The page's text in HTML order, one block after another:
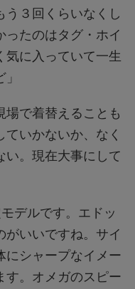
う３回くらいなくし
ったのはタグ・ホイ
気に入っていて一生
で着替えることも
いかないか、なく
い。現在大事にして
デルです。エドッ
がいいですね。サイ
にシャープなイメー
す。オメガのスピー